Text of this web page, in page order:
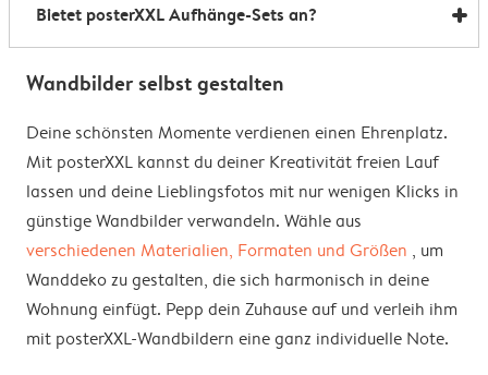
Bild fürs Esszimmer, als Wandbilder im Schlafzimmer
oder sogar im Badezimmer. Nicht geeignet sind sie für
draußen, sie sollten schön im Trockenen bleiben.
Bietet posterXXL Aufhänge-Sets an?
einen kleinen Aufpreis an.
Wandbilder selbst gestalten
Deine schönsten Momente verdienen einen Ehrenplatz.
Mit posterXXL kannst du deiner Kreativität freien Lauf
lassen und deine Lieblingsfotos mit nur wenigen Klicks in
günstige Wandbilder verwandeln. Wähle aus
verschiedenen Materialien, Formaten und Größen , um
Wanddeko zu gestalten, die sich harmonisch in deine
Wohnung einfügt. Pepp dein Zuhause auf und verleih ihm
mit posterXXL-Wandbildern eine ganz individuelle Note.